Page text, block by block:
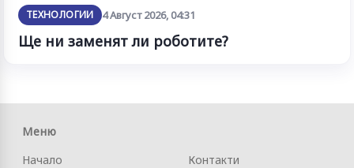
ТЕХНОЛОГИИ 4 Август 2026, 04:31
Ще ни заменят ли роботите?
Меню
Начало
Контакти